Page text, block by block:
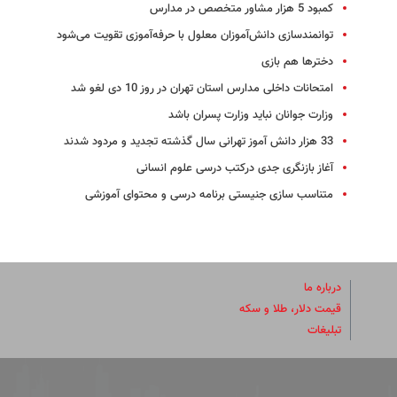
کمبود 5 هزار مشاور متخصص در مدارس
توانمندسازی دانش‌آموزان معلول با حرفه‌آموزی تقویت می‌شود
دخترها هم بازی
امتحانات داخلی مدارس استان تهران در روز 10 دی لغو شد
وزارت جوانان نباید وزارت پسران باشد
33 هزار دانش آموز تهرانی سال گذشته تجدید و مردود شدند
آغاز بازنگری جدی درکتب درسی علوم انسانی
متناسب سازی جنیستی برنامه درسی و محتوای آموزشی
درباره ما
قیمت دلار، طلا و سکه
تبلیغات